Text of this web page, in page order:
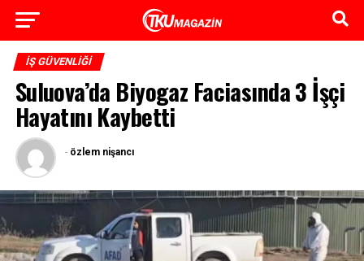
İŞ GÜVENLIĞI
Suluova’da Biyogaz Faciasında 3 İşçi
Hayatını Kaybetti
- özlem nişancı